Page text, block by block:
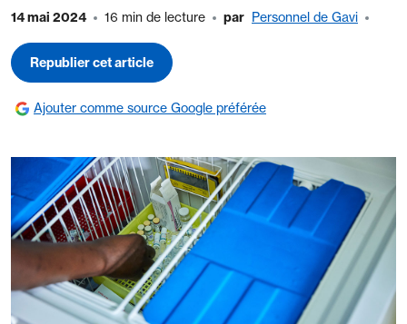
14 mai 2024 16 min de lecture par Personnel de Gavi
Republier cet article
Ajouter comme source Google préférée